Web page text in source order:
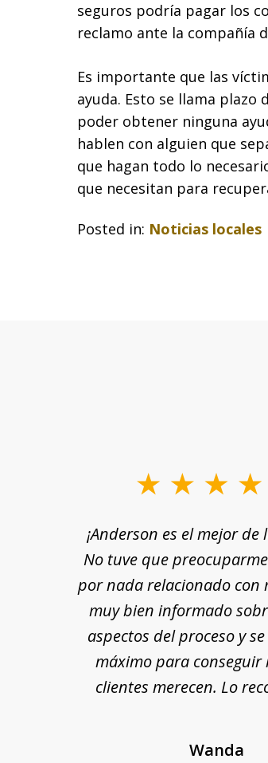
seguros podría pagar los
reclamo ante la compañía
Es importante que las
ayuda. Esto se llama plazo
poder obtener ninguna
hablen con alguien que
que hagan todo lo
que necesitan para
Posted in: Noticias locales
¡Anderson es el mejor de
No tuve que
por nada relacionado con
muy bien informado
aspectos del proceso y
máximo para conseguir
clientes merecen. Lo
Wanda